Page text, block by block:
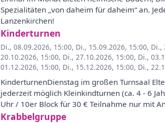
Spezialitäten „von daheim für daheim“ an.
Lanzenkirchen!
Kinderturnen
Di., 08.09.2026, 15:00, Di., 15.09.2026, 15:00, Di.,
20.10.2026, 15:00, Di., 27.10.2026, 15:00, Di.,
01.12.2026, 15:00, Di., 15.12.2026, 15:00, Di.,
KinderturnenDienstag im großen Turnsaal
jederzeit möglich Kleinkindturnen (ca. 4 - 6
Uhr / 10er Block für 30 € Teilnahme nur mit
Krabbelgruppe